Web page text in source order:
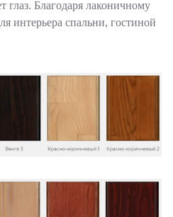
глаз. Благодаря лаконичному
интерьера спальни, гостиной